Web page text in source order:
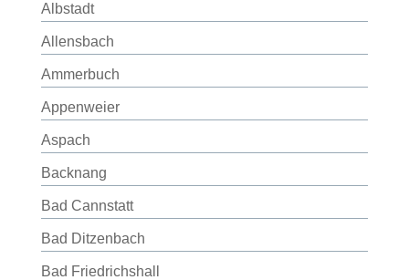
Albstadt
Allensbach
Ammerbuch
Appenweier
Aspach
Backnang
Bad Cannstatt
Bad Ditzenbach
Bad Friedrichshall